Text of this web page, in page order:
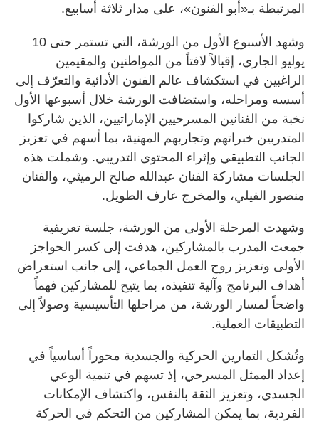
المرتبطة بـ«أبو الفنون»، على مدار ثلاثة أسابيع.
وشهد الأسبوع الأول من الورشة، التي تستمر حتى 10
يوليو الجاري، إقبالاً لافتاً من المواطنين والمقيمين
الراغبين في استكشاف عالم الفنون الأدائية والتعرّف إلى
أسسه ومراحله، واستضافت الورشة خلال أسبوعها الأول
نخبة من الفنانين المسرحيين الإماراتيين، الذين شاركوا
المتدربين خبراتهم وتجاربهم المهنية، بما أسهم في تعزيز
الجانب التطبيقي وإثراء المحتوى التدريبي. وشملت هذه
الجلسات مشاركة الفنان عبدالله صالح الرميثي، والفنان
منصور الفيلي، والمخرج عارف الطويل.
وشهدت المرحلة الأولى من الورشة، جلسة تعريفية
جمعت المدرب بالمشاركين، هدفت إلى كسر الحواجز
الأولى وتعزيز روح العمل الجماعي، إلى جانب استعراض
أهداف البرنامج وآلية تنفيذه، بما يتيح للمشاركين فهماً
واضحاً لمسار الورشة، من مراحلها التأسيسية وصولاً إلى
التطبيقات العملية.
وتُشكل التمارين الحركية والجسدية محوراً أساسياً في
إعداد الممثل المسرحي، إذ تسهم في تنمية الوعي
الجسدي، وتعزيز الثقة بالنفس، واكتشاف الإمكانات
الفردية، بما يمكن المشاركين من التحكم في الحركة